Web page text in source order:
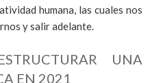
humana, las cuales nos
y salir adelante.
UNA
EN 2021